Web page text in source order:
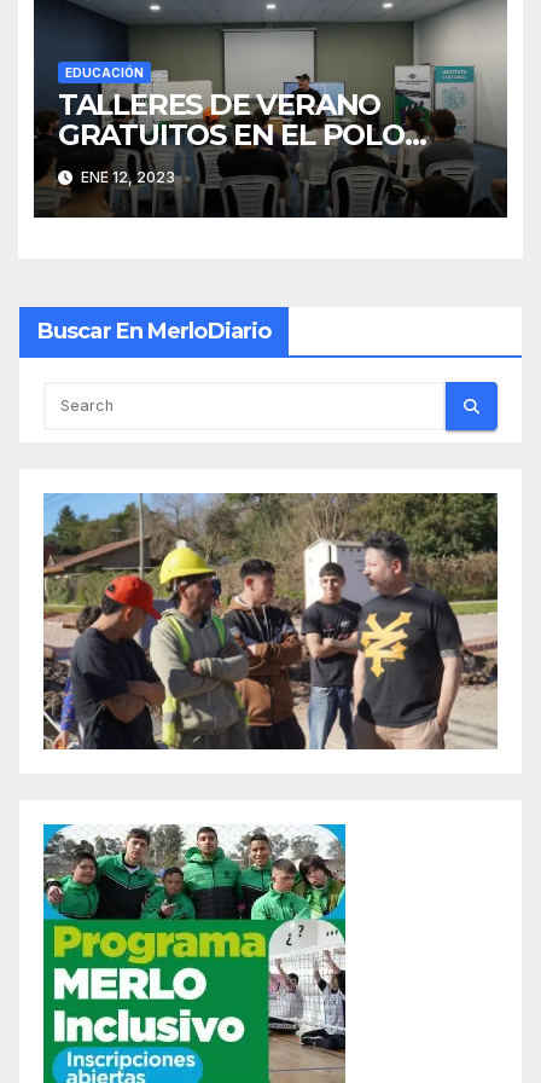
EDUCACIÓN
TALLERES DE VERANO
GRATUITOS EN EL POLO
AUDIOVISUAL
ENE 12, 2023
Buscar En MerloDiario